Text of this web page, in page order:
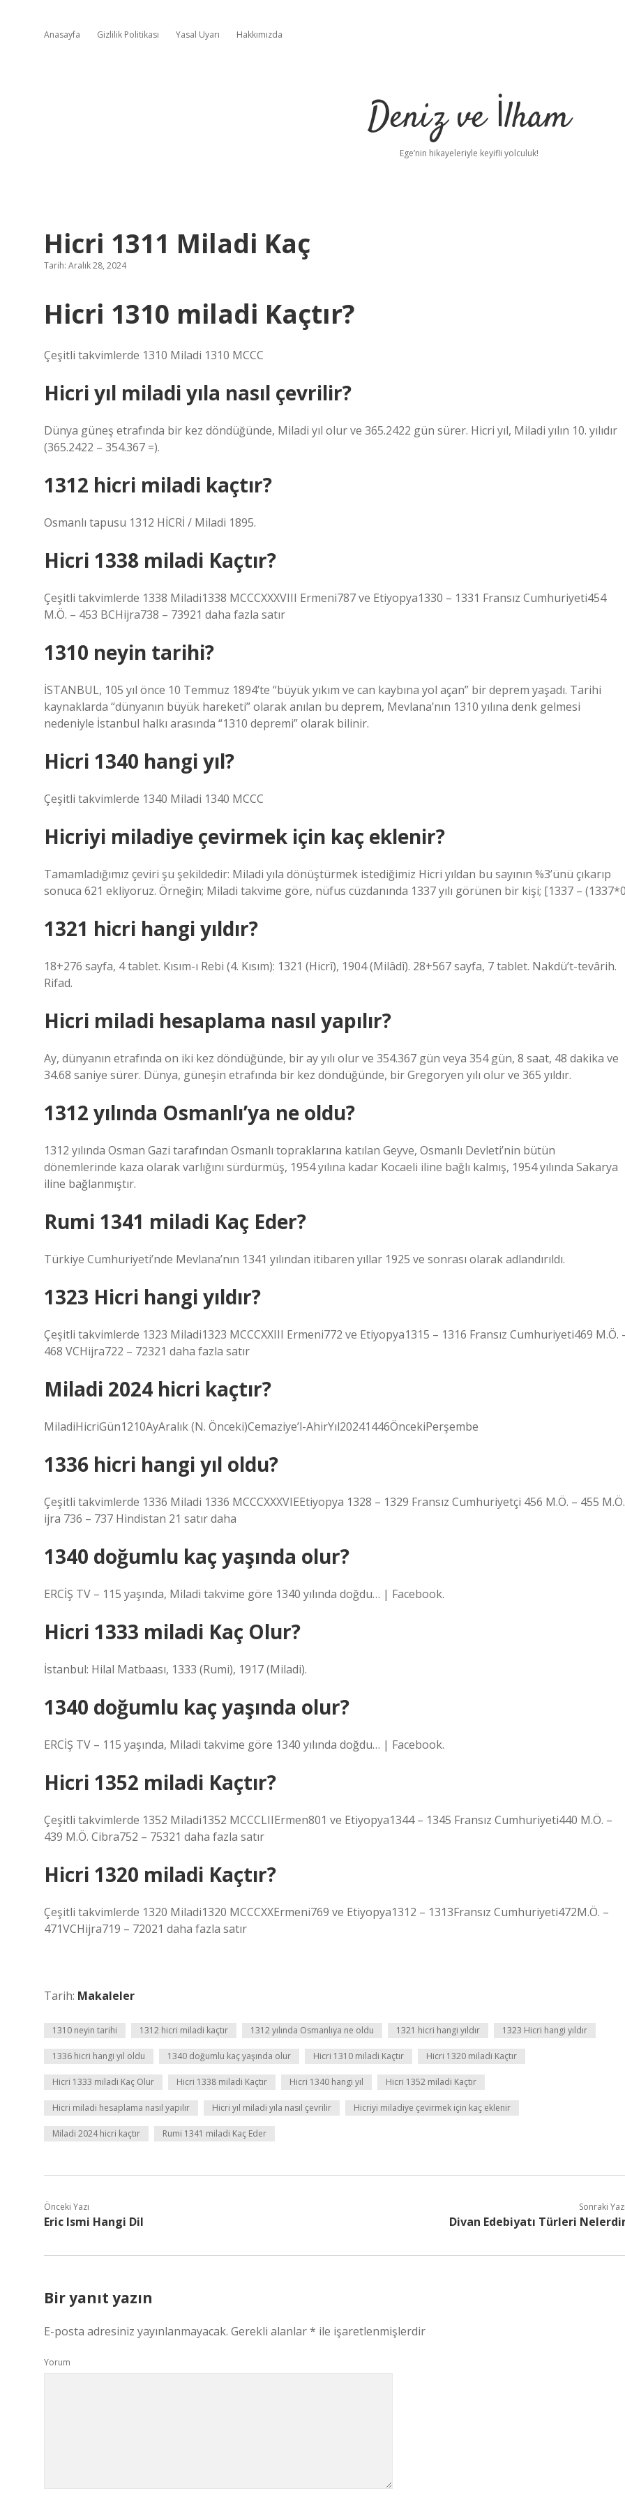
Anasayfa Gizlilik Politikası Yasal Uyarı Hakkımızda
Deniz ve İlham
Ege’nin hikayeleriyle keyifli yolculuk!
Hicri 1311 Miladi Kaç
Tarih: Aralık 28, 2024
Hicri 1310 miladi Kaçtır?
Çeşitli takvimlerde 1310 Miladi 1310 MCCC
Hicri yıl miladi yıla nasıl çevrilir?
Dünya güneş etrafında bir kez döndüğünde, Miladi yıl olur ve 365.2422 gün sürer. Hicri yıl, Miladi yılın 10. yılıdır
(365.2422 – 354.367 =).
1312 hicri miladi kaçtır?
Osmanlı tapusu 1312 HİCRİ / Miladi 1895.
Hicri 1338 miladi Kaçtır?
Çeşitli takvimlerde 1338 Miladi1338 MCCCXXXVIII Ermeni787 ve Etiyopya1330 – 1331 Fransız Cumhuriyeti454
M.Ö. – 453 BCHijra738 – 73921 daha fazla satır
1310 neyin tarihi?
İSTANBUL, 105 yıl önce 10 Temmuz 1894’te “büyük yıkım ve can kaybına yol açan” bir deprem yaşadı. Tarihi
kaynaklarda “dünyanın büyük hareketi” olarak anılan bu deprem, Mevlana’nın 1310 yılına denk gelmesi
nedeniyle İstanbul halkı arasında “1310 depremi” olarak bilinir.
Hicri 1340 hangi yıl?
Çeşitli takvimlerde 1340 Miladi 1340 MCCC
Hicriyi miladiye çevirmek için kaç eklenir?
Tamamladığımız çeviri şu şekildedir: Miladi yıla dönüştürmek istediğimiz Hicri yıldan bu sayının %3’ünü çıkarıp
sonuca 621 ekliyoruz. Örneğin; Miladi takvime göre, nüfus cüzdanında 1337 yılı görünen bir kişi; [1337 –
1321 hicri hangi yıldır?
18+276 sayfa, 4 tablet. Kısım-ı Rebi (4. Kısım): 1321 (Hicrî), 1904 (Milâdî). 28+567 sayfa, 7 tablet. Nakdü’t-tevârih.
Rifad.
Hicri miladi hesaplama nasıl yapılır?
Ay, dünyanın etrafında on iki kez döndüğünde, bir ay yılı olur ve 354.367 gün veya 354 gün, 8 saat, 48 dakika ve
34.68 saniye sürer. Dünya, güneşin etrafında bir kez döndüğünde, bir Gregoryen yılı olur ve 365 yıldır.
1312 yılında Osmanlı’ya ne oldu?
1312 yılında Osman Gazi tarafından Osmanlı topraklarına katılan Geyve, Osmanlı Devleti’nin bütün
dönemlerinde kaza olarak varlığını sürdürmüş, 1954 yılına kadar Kocaeli iline bağlı kalmış, 1954 yılında Sakarya
iline bağlanmıştır.
Rumi 1341 miladi Kaç Eder?
Türkiye Cumhuriyeti’nde Mevlana’nın 1341 yılından itibaren yıllar 1925 ve sonrası olarak adlandırıldı.
1323 Hicri hangi yıldır?
Çeşitli takvimlerde 1323 Miladi1323 MCCCXXIII Ermeni772 ve Etiyopya1315 – 1316 Fransız Cumhuriyeti469 M.Ö.
468 VCHijra722 – 72321 daha fazla satır
Miladi 2024 hicri kaçtır?
MiladiHicriGün1210AyAralık (N. Önceki)Cemaziye’l-AhirYıl20241446ÖncekiPerşembe
1336 hicri hangi yıl oldu?
Çeşitli takvimlerde 1336 Miladi 1336 MCCCXXXVIEEtiyopya 1328 – 1329 Fransız Cumhuriyetçi 456 M.Ö. – 455 M.Ö.
ijra 736 – 737 Hindistan 21 satır daha
1340 doğumlu kaç yaşında olur?
ERCİŞ TV – 115 yaşında, Miladi takvime göre 1340 yılında doğdu… | Facebook.
Hicri 1333 miladi Kaç Olur?
İstanbul: Hilal Matbaası, 1333 (Rumi), 1917 (Miladi).
1340 doğumlu kaç yaşında olur?
ERCİŞ TV – 115 yaşında, Miladi takvime göre 1340 yılında doğdu… | Facebook.
Hicri 1352 miladi Kaçtır?
Çeşitli takvimlerde 1352 Miladi1352 MCCCLIIErmen801 ve Etiyopya1344 – 1345 Fransız Cumhuriyeti440 M.Ö. –
439 M.Ö. Cibra752 – 75321 daha fazla satır
Hicri 1320 miladi Kaçtır?
Çeşitli takvimlerde 1320 Miladi1320 MCCCXXErmeni769 ve Etiyopya1312 – 1313Fransız Cumhuriyeti472M.Ö. –
471VCHijra719 – 72021 daha fazla satır
Tarih: Makaleler
1310 neyin tarihi 1312 hicri miladi kaçtır 1312 yılında Osmanlıya ne oldu 1321 hicri hangi yıldır 1323 Hicri hangi yıldır
1336 hicri hangi yıl oldu 1340 doğumlu kaç yaşında olur Hicri 1310 miladi Kaçtır Hicri 1320 miladi Kaçtır
Hicri 1333 miladi Kaç Olur Hicri 1338 miladi Kaçtır Hicri 1340 hangi yıl Hicri 1352 miladi Kaçtır
Hicri miladi hesaplama nasıl yapılır Hicri yıl miladi yıla nasıl çevrilir Hicriyi miladiye çevirmek için kaç eklenir
Miladi 2024 hicri kaçtır Rumi 1341 miladi Kaç Eder
Önceki Yazı
Eric Ismi Hangi Dil
Sonraki
Divan Edebiyatı Türleri
Bir yanıt yazın
E-posta adresiniz yayınlanmayacak. Gerekli alanlar* ile işaretlenmişlerdir
Yorum